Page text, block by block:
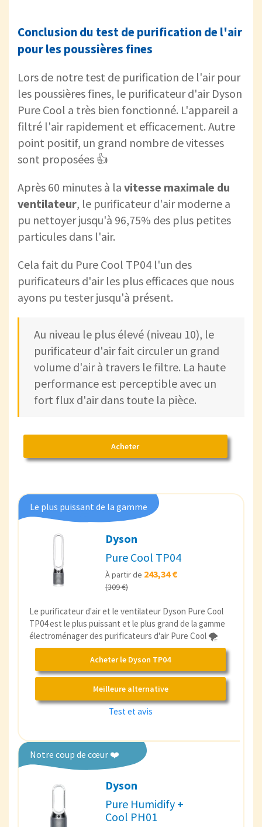
Conclusion du test de purification de l'air
pour les poussières fines
Lors de notre test de purification de l'air pour
les poussières fines, le purificateur d'air Dyson
Pure Cool a très bien fonctionné. L'appareil a
filtré l'air rapidement et efficacement. Autre
point positif, un grand nombre de vitesses
sont proposées 👍
Après 60 minutes à la vitesse maximale du
ventilateur, le purificateur d'air moderne a
pu nettoyer jusqu'à 96,75% des plus petites
particules dans l'air.
Cela fait du Pure Cool TP04 l'un des
purificateurs d'air les plus efficaces que nous
ayons pu tester jusqu'à présent.
Au niveau le plus élevé (niveau 10), le
purificateur d'air fait circuler un grand
volume d'air à travers le filtre. La haute
performance est perceptible avec un
fort flux d'air dans toute la pièce.
Acheter
Le plus puissant de la gamme
Dyson
Pure Cool TP04
À partir de 243,34 €
(309 €)
Le purificateur d'air et le ventilateur Dyson Pure Cool
TP04 est le plus puissant et le plus grand de la gamme
électroménager des purificateurs d'air Pure Cool 🌪️
Acheter le Dyson TP04
Meilleure alternative
Test et avis
Notre coup de cœur ❤️
Dyson
Pure Humidify +
Cool PH01